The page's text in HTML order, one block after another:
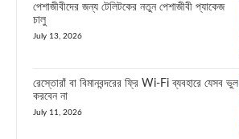
পেশাজীবীদের জন্য টেলিটকের নতুন পেশাজীবী প্যাকেজ
চালু
July 13, 2026
রেস্তোরাঁ বা বিমানবন্দরের ফ্রি Wi-Fi ব্যবহারে যেসব ভুল
করবেন না
July 11, 2026